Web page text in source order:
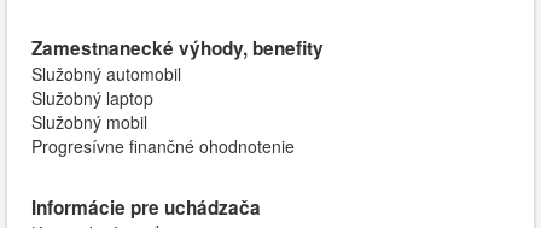
Zamestnanecké výhody, benefity
Služobný automobil
Služobný laptop
Služobný mobil
Progresívne finančné ohodnotenie
Informácie pre uchádzača